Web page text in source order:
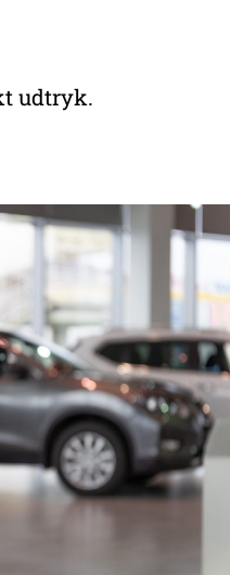
udtryk.